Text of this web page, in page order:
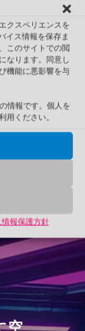
クスペリエンスを
イス情報を保存ま
このサイトでの閲
なります。同意し
機能に悪影響を与
情報です。個人を
用ください。
報保護方針
空